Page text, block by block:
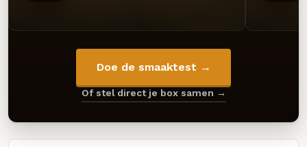
Doe de smaaktest →
Of stel direct je box samen →